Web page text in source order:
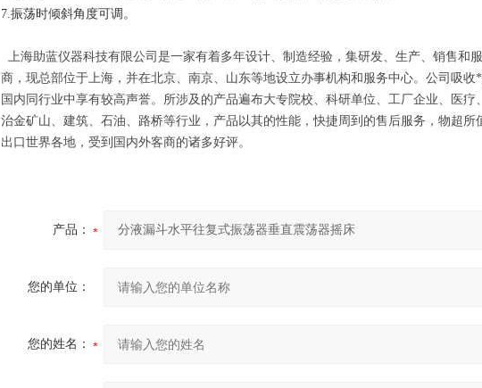
7.振荡时倾斜角度可调。
上海助蓝仪器科技有限公司是一家有着多年设计、制造经验，集研发、生产、销售和
商，现总部位于上海，并在北京、南京、山东等地设立办事机构和服务中心。公司吸
国内同行业中享有较高声誉。所涉及的产品遍布大专院校、科研单位、工厂企业、医疗
治金矿山、建筑、石油、路桥等行业，产品以其的性能，快捷周到的售后服务，物超所
出口世界各地，受到国内外客商的诸多好评。
产品：
您的单位：
您的姓名：